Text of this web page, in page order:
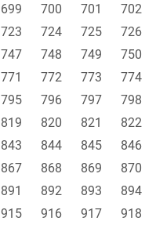
699 700 701 702
723 724 725 726
747 748 749 750
771 772 773 774
795 796 797 798
819 820 821 822
843 844 845 846
867 868 869 870
891 892 893 894
915 916 917 918